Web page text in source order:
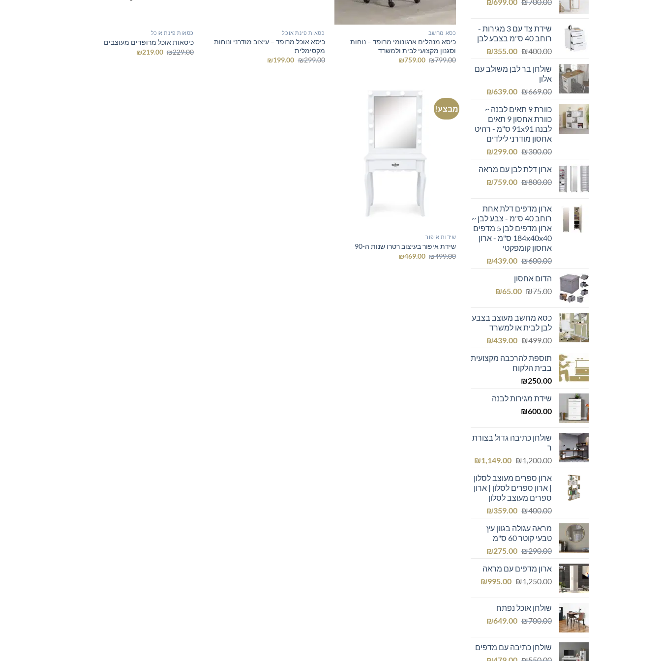
₪300.00.
₪249.00.
₪700.00
₪700.00.
₪699.00
₪699.00.שידת צד עם 3 מגירות -
רוחב 40 ס"מ בצבע לבן
₪400.00
המחיר
היה:
₪355.00
המחיר
הוא:
שולחן בר לבן משולב עם
אלון
₪669.00
המחיר
היה:
₪669.00.
₪639.00
המחיר
הוא:כוורת 9 תאים לבנה ~
כוורת אחסון 9 תאים
לבנה 91x91 ס"מ - רהיט
אחסון מודרני לילדים
₪300.00
המחיר
היה:
₪300.00.
₪299.00
המחיר
הוא:
₪299.00.
ארון דלת לבן עם מראה
₪800.00
המחיר
₪800.00.
₪759.00
המחיר
₪759.00.ארון מדפים דלת אחת
רוחב 40 ס"מ - צבע לבן ~
ארון מדפים לבן 5 מדפים
184x40x40 ס"מ - ארון
אחסון קומפקטי
₪600.00
המחיר
היה:
₪600.00.
₪439.00
המחיר
הדום אחסון
₪75.00
המחיר
₪75.00.
₪65.00
המחיר
₪65.00.
כסא מחשב מעוצב בצבע
לבן לבית או למשרד
₪499.00
המחיר
היה:
₪499.00.
₪439.00
המחיר
הוא:
תוספת להרכבה מקצועית
בבית הלקוח
₪250.00
שידת מגירות לבנה
₪600.00
שולחן כתיבה גדול בצורת
ר
₪1,200.00
המחיר
היה:
₪1,200.00.
₪1,149.00
המחיר
הוא:
₪1,149.00.
ארון ספרים מעוצב לסלון
| ארון ספרים לסלון | ארון
ספרים מעוצב לסלון
₪400.00
המחיר
היה:
₪400.00.
₪359.00
המחיר
הוא:מראה עגולה בגוון עץ
טבעי קוטר 60 ס"מ
₪290.00
המחיר
היה:
₪290.00.
₪275.00
המחיר
הוא:
₪275.00.
ארון מדפים עם מראה
₪1,250.00
המחיר
₪1,250.00.
₪995.00
המחיר
שולחן אוכל נפתח
₪700.00
המחיר
₪700.00.
₪649.00
המחיר
₪649.00.שולחן כתיבה עם מדפים
כסא מחשב
כיסא מנהלים ארגונומי מרופד – נוחות
וסגנון מקצועי לבית ולמשרד
₪799.00
המחיר ₪759.00
כסאות פינת אוכל
כיסא אוכל מרופד – עיצוב מודרני ונוחות
מקסימלית
₪299.00
המחיר ₪199.00
המחיר
כסאות פינת אוכל
כיסאות אוכל מרופדים מעוצבים
₪229.00
המחיר ₪219.00
מבצע!
שידות איפור
שידת איפור בעיצוב רטרו שנות ה-90
₪499.00
המחיר ₪469.00